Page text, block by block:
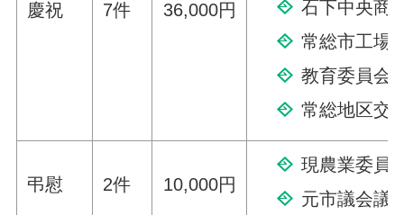
慶祝 7件 36,000円
石下中央商
常総市工場
教育委員会
常総地区交
弔慰 2件 10,000円
現農業委員
元市議会議